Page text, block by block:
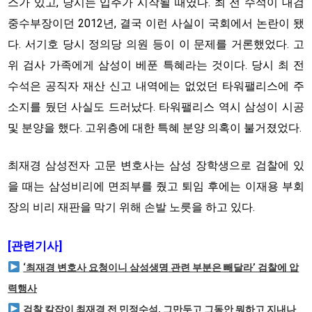
스가 있고, 당시는 입주가 시작될 때였다. 최 전 수석이 대검
중수부장이던 2012년, 결국 이런 사실이 국회에서 논란이 됐
다. 서기호 당시 정의당 의원 등이 이 문제를 거론했었다. 고
위 검사 가족에게 삼성이 베푼 특혜라는 것이다. 당시 최 전
수석은 공직자 재산 신고 내역에는 없었던 타워팰리스에 주
소지를 뒀던 사실도 드러났다. 타워팰리스 역시 삼성이 시공
및 분양을 했다. 고위층에 대한 특혜 분양 의혹이 불거졌었다.
최재경 삼성전자 고문 변호사는 삼성 장학생으로 검찰에 있
을 때는 삼성비리에 면죄부를 줬고 퇴임 후에는 이재용 부회
장의 비리 재판을 막기 위해 손발 노릇을 하고 있다.
[관련기사]
‘최재경 변호사 요청이니 삼성생명 관련 부분은 빼달라’ 검찰에 압
력행사
검찰 칼잡이 최재경 전 민정수석, 그만두고 그동안 뭐하고 지내나